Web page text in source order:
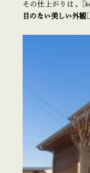
その仕上がりは、
目のない美しい外観